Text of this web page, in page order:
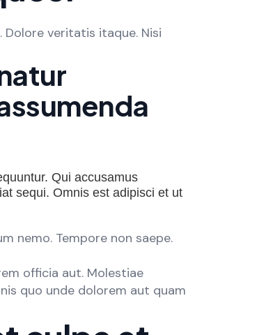
veritatis itaque. Nisi
Qui accusamus
sequi. Omnis est adipisci et ut
nemo. Tempore non saepe.
officia aut. Molestiae
quo unde dolorem aut quam